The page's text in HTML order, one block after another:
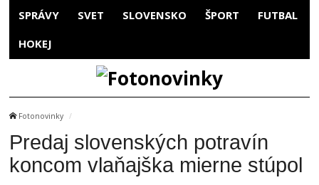
SPRÁVY SVET SLOVENSKO ŠPORT FUTBAL
HOKEJ
Fotonovinky
Predaj slovenských potravín
koncom vlaňajška mierne stúpol